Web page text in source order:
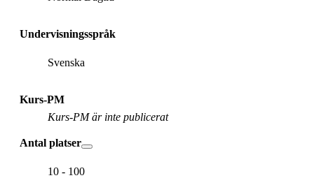
Undervisningsspråk
Svenska
Kurs-PM
Kurs-PM är inte publicerat
Antal platser
10 - 100